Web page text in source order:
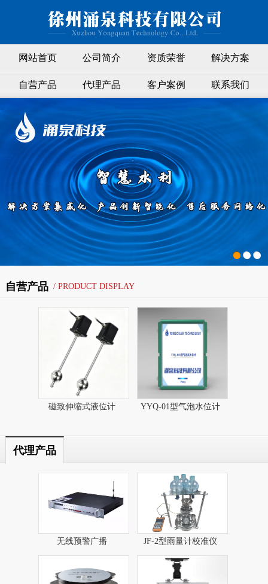
网站首页 公司简介 资质荣誉 解决方案
自营产品 代理产品 客户案例 联系我们
自营产品/ PRODUCT DISPLAY
磁致伸缩式液位计​ YYQ-01型气泡水位计
代理产品
无线预警广播​ JF-2型雨量计校准仪